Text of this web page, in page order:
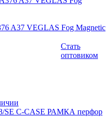
A37 VEGLAS Fog Magnetic
Стать
оптовиком